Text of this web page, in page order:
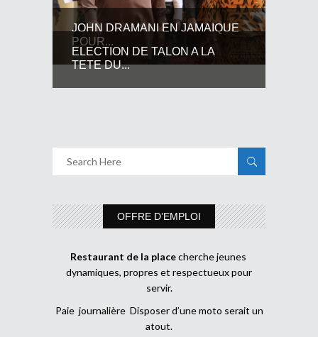
JOHN DRAMANI EN JAMAIQUE
POUR...
ELECTION DE TALON A LA
TETE DU...
OFFRE D’EMPLOI
Restaurant de la placecherche jeunes
dynamiques, propres et respectueux pour
servir.
Paie journalière Disposer d’une moto serait un
atout.